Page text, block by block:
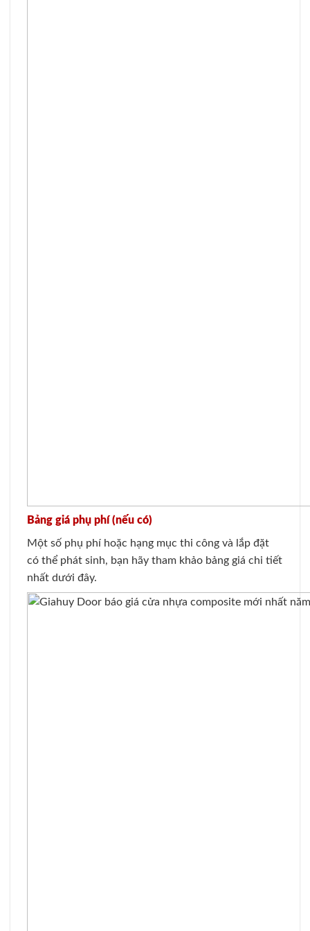
Bảng giá phụ phí (nếu có)
Một số phụ phí hoặc hạng mục thi công và lắp đặt
có thể phát sinh, bạn hãy tham khảo bảng giá chi tiết
nhất dưới đây.